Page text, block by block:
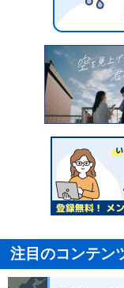
注目のコンテン